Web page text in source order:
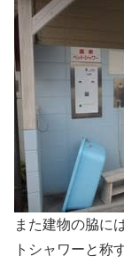
また建物の脇に
トシャワーと称